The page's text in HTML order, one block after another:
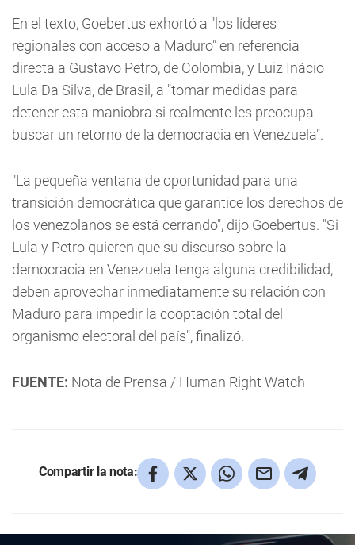
En el texto, Goebertus exhortó a "los líderes
regionales con acceso a Maduro" en referencia
directa a Gustavo Petro, de Colombia, y Luiz Inácio
Lula Da Silva, de Brasil, a "tomar medidas para
detener esta maniobra si realmente les preocupa
buscar un retorno de la democracia en Venezuela".
"La pequeña ventana de oportunidad para una
transición democrática que garantice los derechos de
los venezolanos se está cerrando", dijo Goebertus. "Si
Lula y Petro quieren que su discurso sobre la
democracia en Venezuela tenga alguna credibilidad,
deben aprovechar inmediatamente su relación con
Maduro para impedir la cooptación total del
organismo electoral del país", finalizó.
FUENTE: Nota de Prensa / Human Right Watch
Compartir la nota: